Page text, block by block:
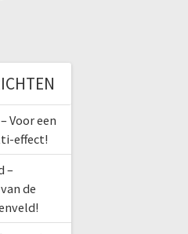
Voor een
effect!
–
de